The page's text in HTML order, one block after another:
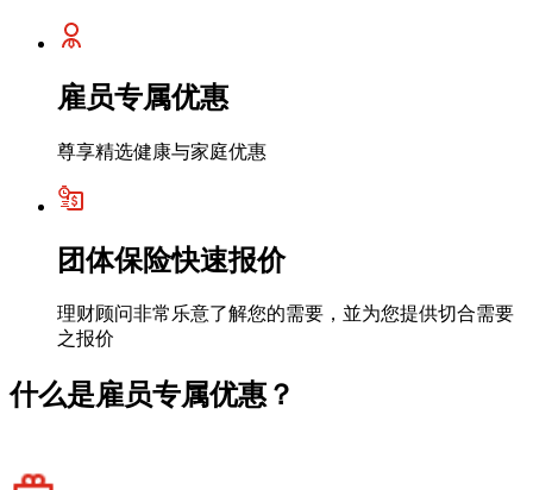
雇员专属优惠
尊享精选健康与家庭优惠
团体保险快速报价
理财顾问非常乐意了解您的需要，並为您提供切合需要
之报价
什么是雇员专属优惠？